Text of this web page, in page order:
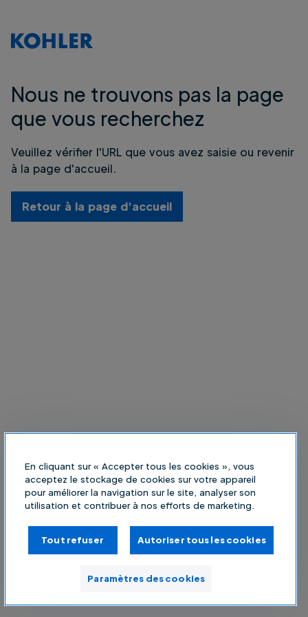
Nous ne trouvons pas la page
que vous recherchez
Veuillez vérifier l'URL que vous avez saisie ou revenir
à la page d'accueil.
Retour à la page d'accueil
En cliquant sur « Accepter tous les cookies », vous
acceptez le stockage de cookies sur votre appareil
pour améliorer la navigation sur le site, analyser son
utilisation et contribuer à nos efforts de marketing.
Tout refuser Autoriser tous les cookies
Paramètres des cookies